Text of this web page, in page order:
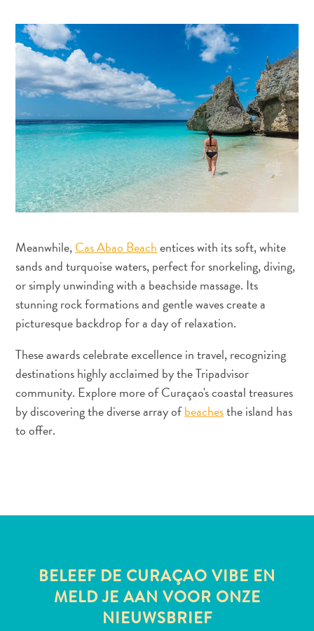
Taxidiensten
Tours
Wateractiviteiten
Winkelgebieden
Waar
te
verblijven
Appartementen
Resorts
Vakantiewoningen
Meanwhile,Cas Abao Beachentices with its soft, white
sands and turquoise waters, perfect for snorkeling, diving,
or simply unwinding with a beachside massage. Its
stunning rock formations and gentle waves create a
picturesque backdrop for a day of relaxation.
These awards celebrate excellence in travel, recognizing
destinations highly acclaimed by the Tripadvisor
community. Explore more of Curaçao's coastal treasures
by discovering the diverse array ofbeachesthe island has
to offer.
BELEEF DE CURAÇAO VIBE EN
MELD JE AAN VOOR ONZE
NIEUWSBRIEF